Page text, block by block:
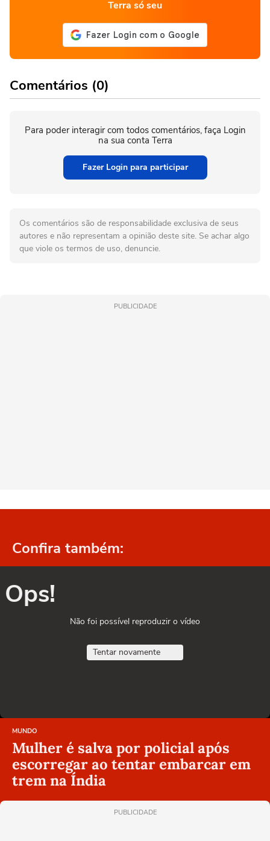
Terra só seu
Comentários (0)
Para poder interagir com todos comentários, faça Login
na sua conta Terra
Fazer Login para participar
Os comentários são de responsabilidade exclusiva de seus
autores e não representam a opinião deste site. Se achar algo
que viole os termos de uso, denuncie.
PUBLICIDADE
Confira também:
Ops!
Não foi possível reproduzir o vídeo
Tentar novamente
MUNDO
Mulher é salva por policial após
escorregar ao tentar embarcar em
trem na Índia
PUBLICIDADE